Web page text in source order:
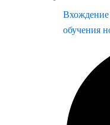
обучения